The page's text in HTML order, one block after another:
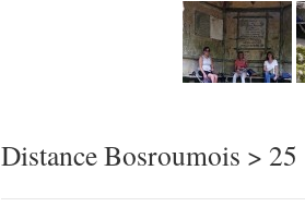
Distance Bosroumois >